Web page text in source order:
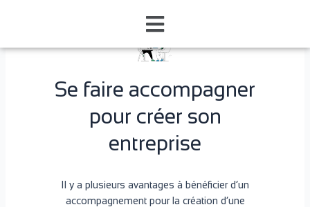
Se faire accompagner
pour créer son
entreprise
Il y a plusieurs avantages à bénéficier d’un
accompagnement pour la création d’une